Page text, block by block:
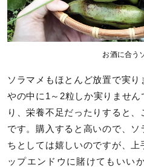
お酒に合う
ソラマメもほとんど放置で実
やの中に1～2粒しか実りませ
り、栄養不足だったりすると
です。購入すると高いので、
ちとしては嬉しいのですが、
ップエンドウに賭けてもいい